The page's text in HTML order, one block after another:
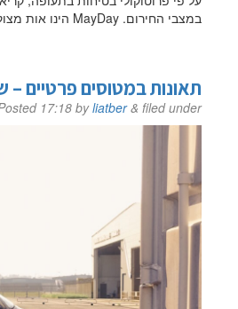
במצבי החירום. MayDay הינו אות מצוקה בינלאומי…
תאונות במטוסים פרטיים –
17:18 byliatber & filed under